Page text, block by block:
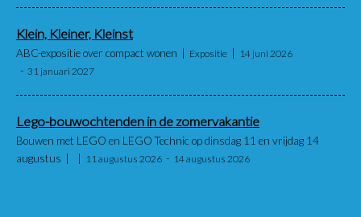
Klein, Kleiner, Kleinst
ABC-expositie over compact wonen Expositie
14 juni 2026
31 januari 2027
Lego-bouwochtenden in de zomervakantie
Bouwen met LEGO en LEGO Technic op dinsdag 11 en vrijdag 14
augustus
11 augustus 2026 14 augustus 2026